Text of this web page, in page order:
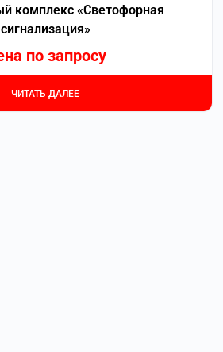
комплекс «Светофорная
сигнализация»
по запросу
ЧИТАТЬ ДАЛЕЕ